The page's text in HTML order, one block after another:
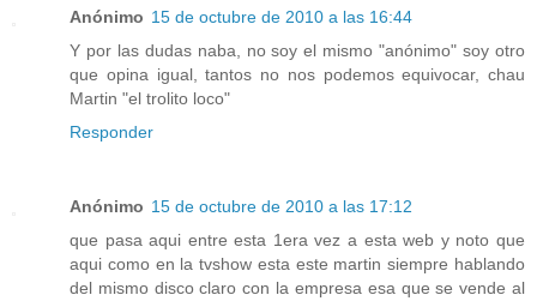
Anónimo 15 de octubre de 2010 a las 16:44
Y por las dudas naba, no soy el mismo "anónimo" soy otro
que opina igual, tantos no nos podemos equivocar, chau
Martin "el trolito loco"
Responder
Anónimo 15 de octubre de 2010 a las 17:12
que pasa aqui entre esta 1era vez a esta web y noto que
aqui como en la tvshow esta este martin siempre hablando
del mismo disco claro con la empresa esa que se vende al